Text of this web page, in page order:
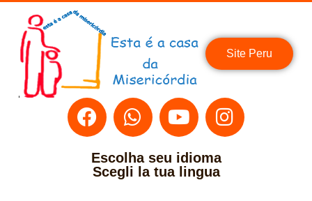
Site Peru
Escolha seu idioma
Scegli la tua lingua